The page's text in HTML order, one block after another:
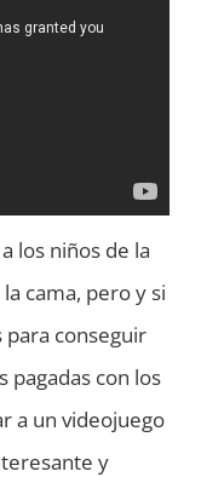
los niños de la
cama, pero y si
para conseguir
pagadas con los
a un videojuego
y